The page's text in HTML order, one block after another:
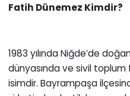
Fatih Dünemez Kimdir?
1983 yılında Niğde’de
dünyasında ve sivil
isimdir. Bayrampaşa